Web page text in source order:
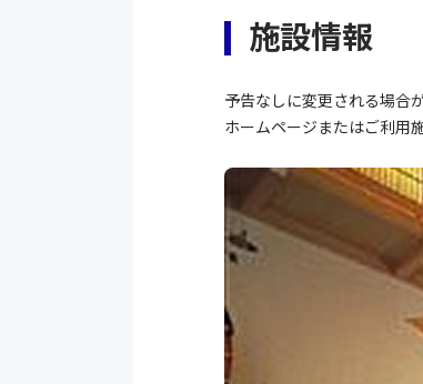
施設情報
予告なしに変更される場合
ホームページまたはご利用